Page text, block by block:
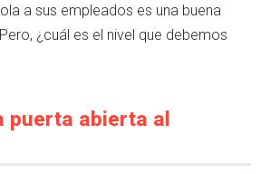
a sus empleados es una buena
¿cuál es el nivel que debemos
puerta abierta al